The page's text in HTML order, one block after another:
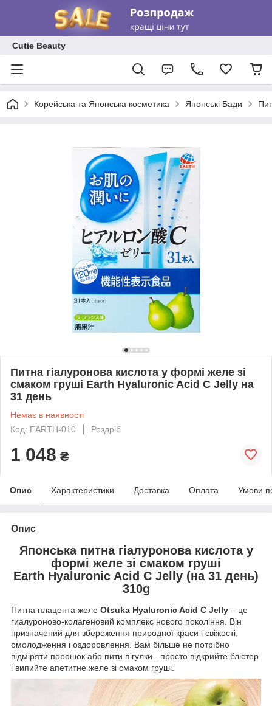
Cutie Beauty
Корейська та Японська косметика Японські Бади
Питна гіалуронова кислота у формі желе зі
смаком груші Earth Hyaluronic Acid C Jelly на
31 день
Немає в наявності
Код: EARTH-010
Роздріб
1 048 ₴
Опис Характеристики Доставка Оплата Умови
Опис
Японська питна гіалуронова кислота у
формі желе зі смаком груші
Earth Hyaluronic Acid C Jelly (на 31 день)
310g
Питна плацента желе Otsuka Hyaluronic Acid C Jelly – це
гиалуроново-колагеновий комплекс нового покоління. Він
призначений для збереження природної краси і свіжості,
омолодження і оздоровлення. Вам більше не потрібно
відміряти порошок або пити пігулки - просто відкрийте блістер
і випийте апетитне желе зі смаком груші.